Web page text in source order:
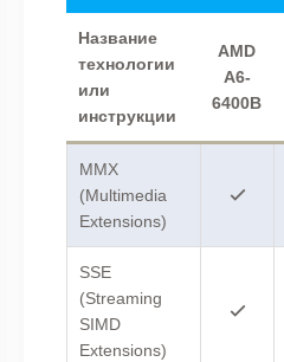
Название
технологии
или
инструкции
AMD
A6-
6400B
MMX
(Multimedia
Extensions)
SSE
(Streaming
SIMD
Extensions)